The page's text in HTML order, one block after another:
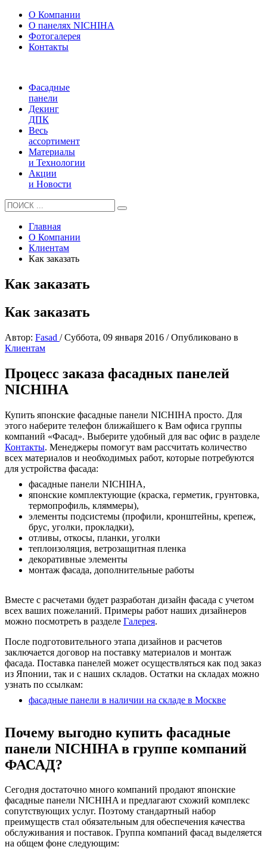
О Компании
О панелях NICHIHA
Фотогалерея
Контакты
Фасадные
панели
Декинг
ДПК
Весь
ассортимент
Материалы
и Технологии
Акции
и Новости
Главная
О Компании
Клиентам
Как заказать
Как заказать
Как заказать
Автор: Fasad /Суббота, 09 января 2016 /Опубликовано в
Клиентам
Процесс заказа фасадных панелей
NICHIHA
Купить японские фасадные панели NICHIHA просто. Для
этого наберите телефон ближайшего к Вам офиса группы
компаний «Фасад». Выберите удобный для вас офис в разделе
Контакты. Менеджеры помогут вам рассчитать количество
всех материалов и необходимых работ, которые потребуются
для устройства фасада:
фасадные панели NICHIHA,
японские комплектующие (краска, герметик, грунтовка,
термопрофиль, кляммеры),
элементы подсистемы (профили, кронштейны, крепеж,
брус, уголки, прокладки),
отливы, откосы, планки, уголки
теплоизоляция, ветрозащитная пленка
декоративные элементы
монтаж фасада, дополнительные работы
Вместе с расчетами будет разработан дизайн фасада с учетом
всех ваших пожеланий. Примеры работ наших дизайнеров
можно посмотреть в разделе Галерея.
После подготовительного этапа дизайнов и расчетов
заключается договор на поставку материалов и монтаж
фасада. Поставка панелей может осуществляться как под заказ
из Японии, так и с наших складов. Остатки на складах можно
узнать по ссылкам:
фасадные панели в наличии на складе в Москве
Почему выгодно купить фасадные
панели NICHIHA в группе компаний
ФАСАД?
Сегодня достаточно много компаний продают японские
фасадные панели NICHIHA и предлагают схожий комплекс
сопутствующих услуг. Поэтому стандартный набор
преимуществ стал обязательным для обеспечения качества
обслуживания и поставок. Группа компаний фасад выделяется
на общем фоне следующим: